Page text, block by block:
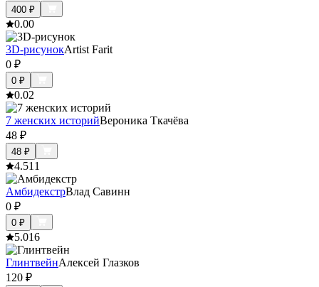
400 ₽
0.00
3D-рисунокArtist Farit
0 ₽
0 ₽
0.02
7 женских историйВероника Ткачёва
48 ₽
48 ₽
4.511
АмбидекстрВлад Савинн
0 ₽
0 ₽
5.016
ГлинтвейнАлексей Глазков
120 ₽